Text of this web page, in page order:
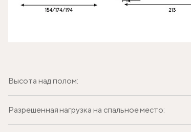
Высота над полом:
Разрешенная нагрузка на спальное место: